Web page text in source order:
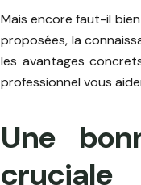
Mais encore faut-il
proposées, la
les avantages
professionnel vous
Une
cruciale